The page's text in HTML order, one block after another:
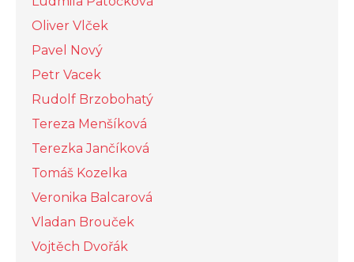
Oliver Vlček
Pavel Nový
Petr Vacek
Rudolf Brzobohatý
Tereza Menšíková
Terezka Jančíková
Tomáš Kozelka
Veronika Balcarová
Vladan Brouček
Vojtěch Dvořák